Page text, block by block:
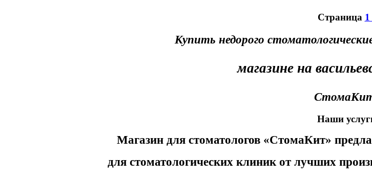
Страница 1
Купить недорого
магазине на
Наши
Магазин для стоматологов «СтомаКит»
для стоматологических клиник от лучших